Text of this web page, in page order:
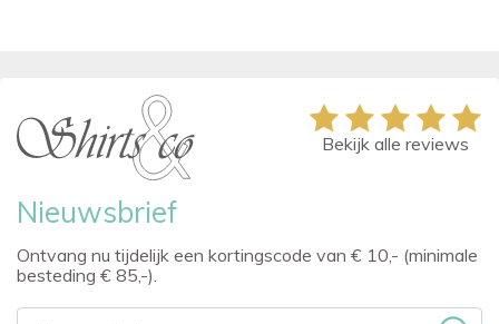
Nieuwsbrief
Ontvang nu tijdelijk een kortingscode van € 10,- (minimale
besteding € 85,-).
Bekijk alle reviews